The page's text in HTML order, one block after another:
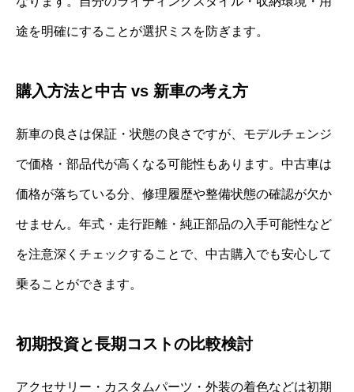
途を明確にすることが選択ミスを防ぎます。
購入方法と中古 vs 新車の考え方
新車の良さは保証・状態の良さですが、モデルチェンジ
で価格・部品代が高くなる可能性もあります。中古車は
価格が落ちている分、修理履歴や整備状態の確認が欠か
せません。年式・走行距離・純正部品の入手可能性など
を注意深くチェックすることで、中古購入でも安心して
乗ることができます。
初期投資と長期コストの比較検討
アクセサリー・カスタムパーツ・外装の着色などは初期